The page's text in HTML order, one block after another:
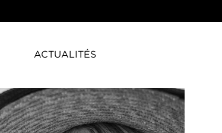
ACTUALITÉS